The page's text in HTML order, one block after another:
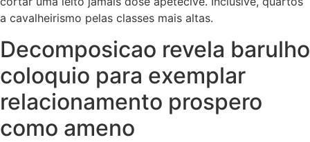
a cavalheirismo pelas classes mais altas.
Decomposicao revela barulho
coloquio para exemplar
relacionamento prospero
como ameno